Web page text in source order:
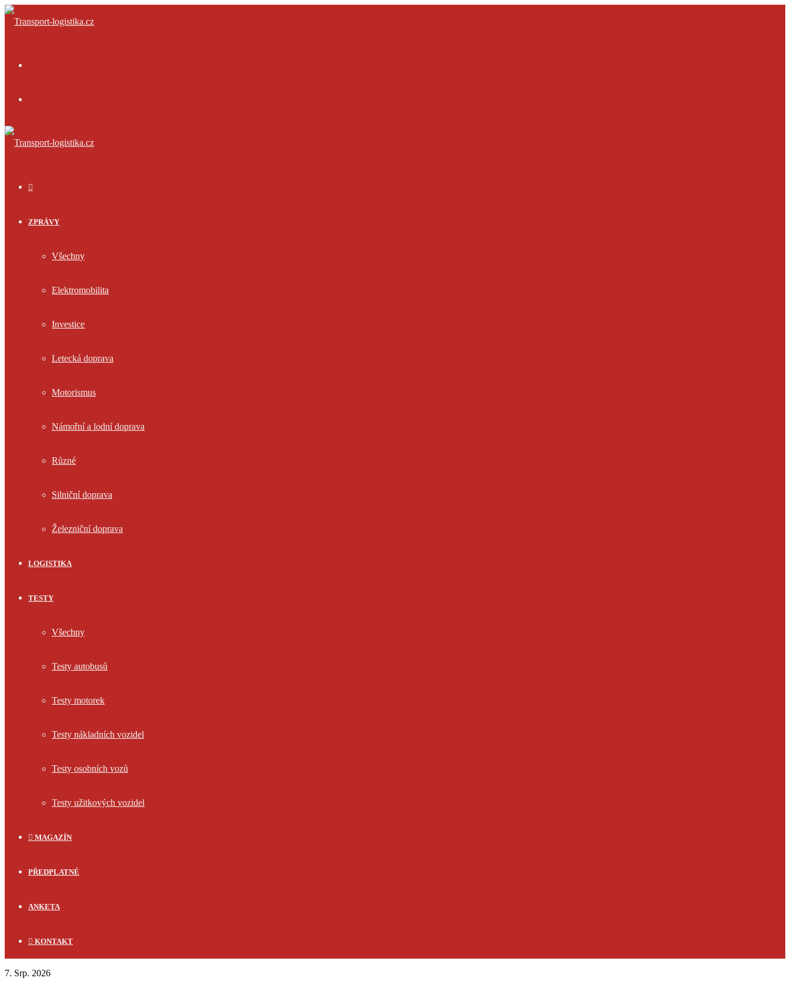
ZPRÁVY
Všechny
Elektromobilita
Investice
Letecká doprava
Motorismus
Námořní a lodní doprava
Různé
Silniční doprava
Železniční doprava
LOGISTIKA
TESTY
Všechny
Testy autobusů
Testy motorek
Testy nákladních vozidel
Testy osobních vozů
Testy užitkových vozidel
MAGAZÍN
PŘEDPLATNÉ
ANKETA
KONTAKT
7. Srp. 2026